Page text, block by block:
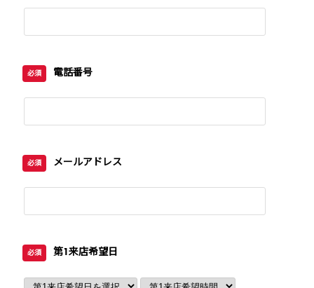
必須 電話番号
必須 メールアドレス
必須 第1来店希望日